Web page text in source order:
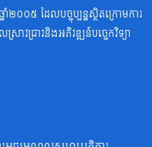
ាំ២០០៥ ដែលបច្ចុប្បន្នស្ថិតក្រោមការ
ាវជ្រាវនិងអភិវឌ្ឍន៍បច្ចេកវិទ្យា